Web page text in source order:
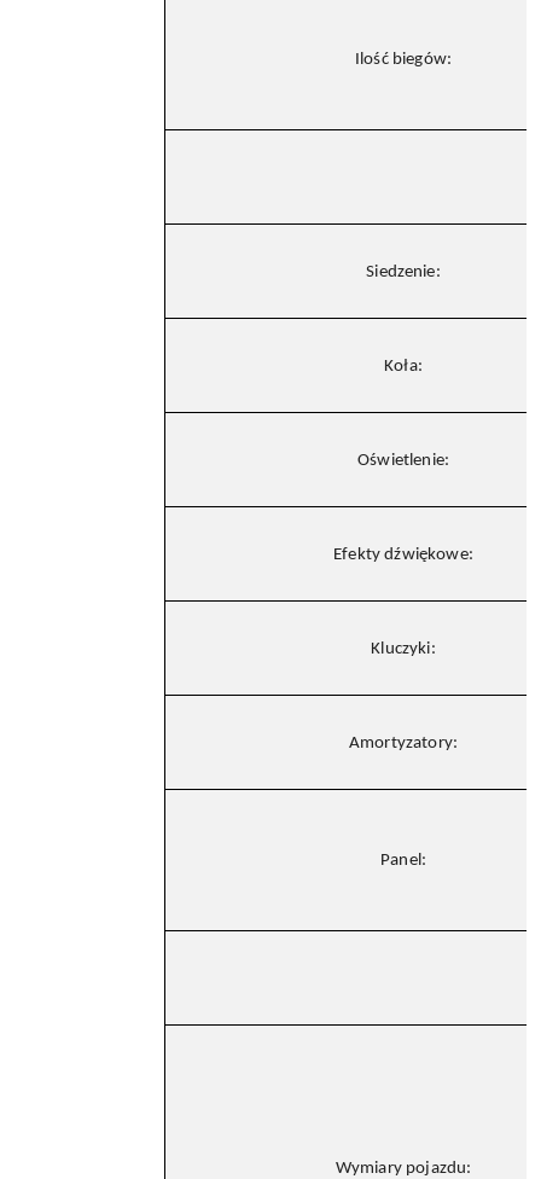
Ilość biegów:
Siedzenie:
Koła:
Oświetlenie:
Efekty dźwiękowe:
Kluczyki:
Amortyzatory:
Panel:
Wymiary pojazdu: